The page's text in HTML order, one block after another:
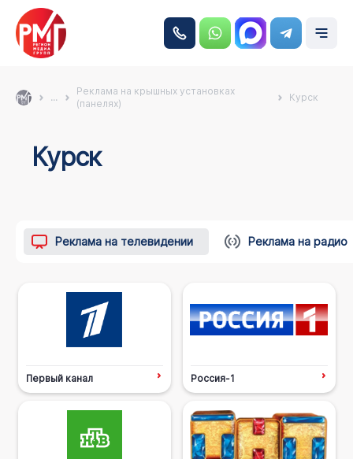
...
Реклама на крышных установках
(панелях)
Курск
Курск
Реклама на телевидении Реклама на радио
Первый канал Россия-1